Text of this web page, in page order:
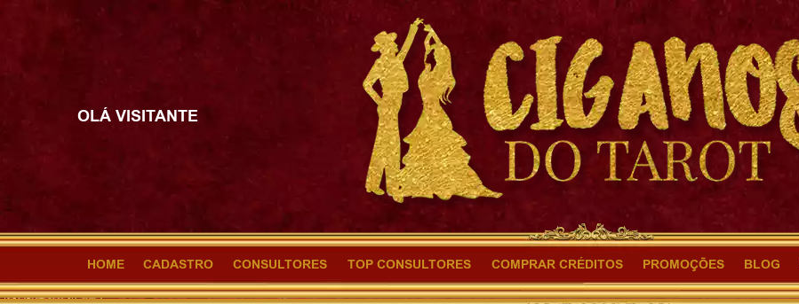
OLÁ VISITANTE
HOME CADASTRO CONSULTORES TOP CONSULTORES COMPRAR CRÉDITOS PROMOÇÕES BLOG